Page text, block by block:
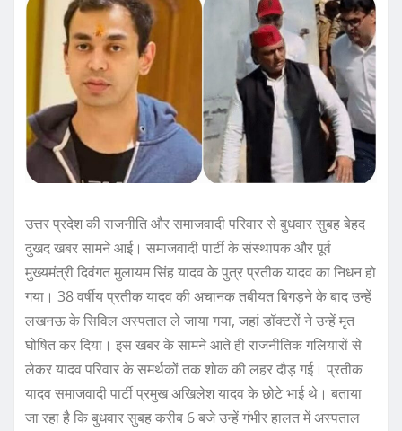
उत्तर प्रदेश की राजनीति और समाजवादी परिवार से बुधवार सुबह बेहद
दुखद खबर सामने आई। समाजवादी पार्टी के संस्थापक और पूर्व
मुख्यमंत्री दिवंगत मुलायम सिंह यादव के पुत्र प्रतीक यादव का निधन हो
गया। 38 वर्षीय प्रतीक यादव की अचानक तबीयत बिगड़ने के बाद उन्हें
लखनऊ के सिविल अस्पताल ले जाया गया, जहां डॉक्टरों ने उन्हें मृत
घोषित कर दिया। इस खबर के सामने आते ही राजनीतिक गलियारों से
लेकर यादव परिवार के समर्थकों तक शोक की लहर दौड़ गई। प्रतीक
यादव समाजवादी पार्टी प्रमुख अखिलेश यादव के छोटे भाई थे। बताया
जा रहा है कि बुधवार सुबह करीब 6 बजे उन्हें गंभीर हालत में अस्पताल